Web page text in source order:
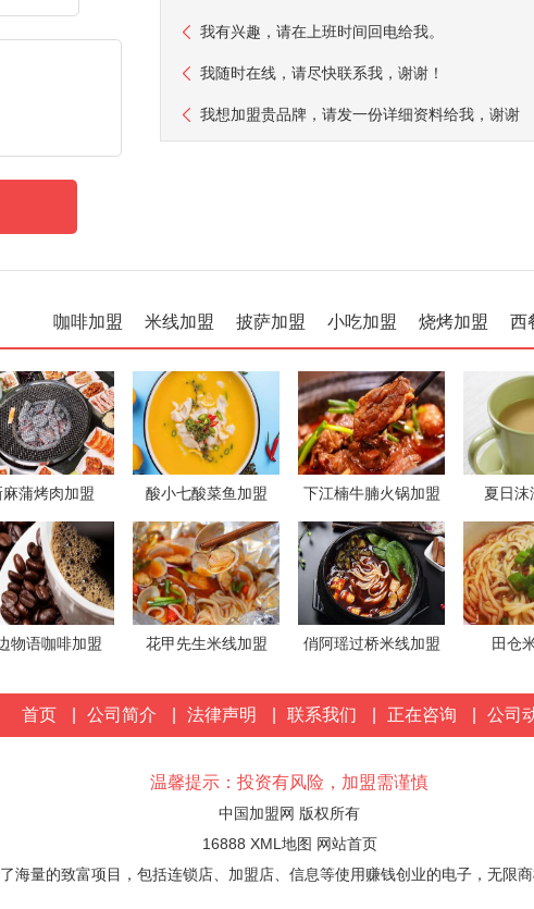
我有兴趣，请在上班时间回电给我。
我随时在线，请尽快联系我，谢谢！
我想加盟贵品牌，请发一份详细资料给我，谢谢
西
烧烤加盟
小吃加盟
披萨加盟
米线加盟
咖啡加盟
麻蒲烤肉加盟 酸小七酸菜鱼加盟 下江楠牛腩火锅加盟 夏日沫
物语咖啡加盟 花甲先生米线加盟 俏阿瑶过桥米线加盟 田仓
首页 公司简介 法律声明 联系我们 正在咨询 公司
温馨提示：投资有风险，加盟需谨慎
中国加盟网 版权所有
16888 XML地图 网站首页
海量的致富项目，包括连锁店、加盟店、信息等使用赚钱创业的电子，无限商